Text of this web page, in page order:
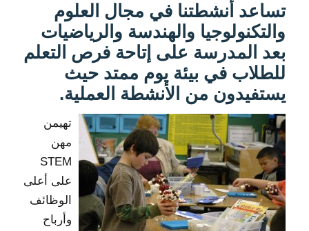
تساعد أنشطتنا في مجال العلوم
والتكنولوجيا والهندسة والرياضيات
بعد المدرسة على إتاحة فرص التعلم
للطلاب في بيئة يوم ممتد حيث
يستفيدون من الأنشطة العملية.
تهيمن
مهن
STEM
على أعلى
الوظائف
وأرباح